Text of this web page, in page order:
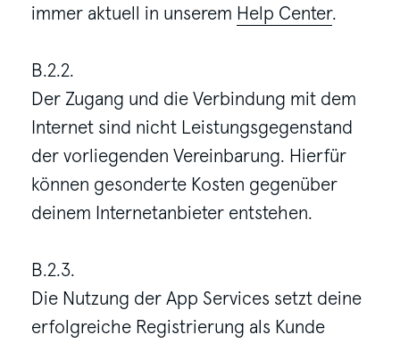
immer aktuell in unserem Help Center.
B.2.2.
Der Zugang und die Verbindung mit dem
Internet sind nicht Leistungsgegenstand
der vorliegenden Vereinbarung. Hierfür
können gesonderte Kosten gegenüber
deinem Internetanbieter entstehen.
B.2.3.
Die Nutzung der App Services setzt deine
erfolgreiche Registrierung als Kunde